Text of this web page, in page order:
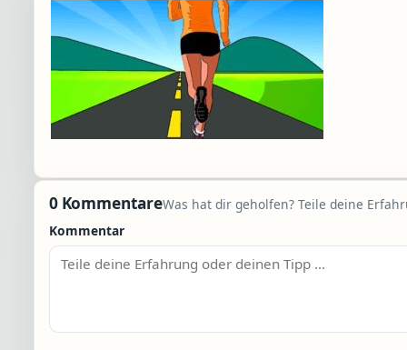
0 KommentareWas hat dir geholfen? Teile deine
Kommentar